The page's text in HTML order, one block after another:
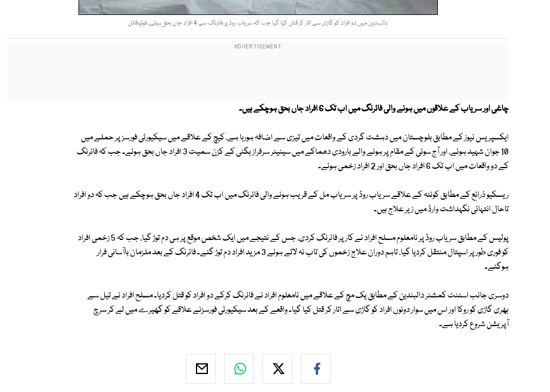
دالبندین میں دو افراد کو گاڑی سے اتار کر قتل کیا گیا جب کہ سریاب روڈ پر فائرنگ سے 4 افراد جاں بحق ہوئے۔ فوٹو:فائل
چاغی اور سریاب کے علاقوں میں ہونے والی فائرنگ میں اب تک 6 افراد جاں بحق ہوچکے ہیں۔
ایکسپریس نیوز کے مطابق بلوچستان میں دہشت گردی کے واقعات میں تیزی سے اضافہ ہورہا ہے، کیچ کے علاقے میں سیکیورٹی فورسز پر حملے میں
10 جوان شہید ہوئے، اور آج سوئی کے مقام پر ہونے والے بارودی دھماکے میں سینیٹر سرفراز بگٹی کے کزن سمیت 3 افراد جاں بحق ہوئے۔ جب کہ فائرنگ
کے دو واقعات میں اب تک 6 افراد جاں بحق اور 2 افراد زخمی ہوئے۔
ریسکیو ذرائع کے مطابق کوئٹہ کے علاقے سریاب روڈ پر سریاب مل کے قریب ہونے والی فائرنگ میں اب تک 4 افراد جاں بحق ہوچکے ہیں جب کہ دو افراد
تاحال انتہائی نگہداشت وارڈ میں زیر علاج ہیں۔
پولیس کے مطابق سریاب روڈ پر نامعلوم مسلح افراد نے کار پر فائرنگ کردی، جس کے نتیجے میں ایک شخص موقع پر ہی دم توڑ گیا، جب کہ 5 زخمی افراد
کو فوری طور پر اسپتال منتقل کردیا گیا، تاہم دوران علاج زخموں کی تاب نہ لاتے ہوئے 3 مزید افراد دم توڑ گئے۔ فائرنگ کے بعد ملزمان باآسانی فرار
ہوگئے۔
دوسری جانب اسٹنٹ کمشنر دالبندین کے مطابق یک مچ کے علاقے میں نامعلوم افراد نے فائرنگ کرکے دو افراد کو قتل کردیا۔ مسلح افراد نے تیل سے
بھری گاڑی کو روکا اور اس میں سوار دونوں افراد کو گاڑی سے اتار کر قتل کیا گیا۔ واقعے کے بعد سیکیورٹی فورسزنے علاقے کو گھیرے میں لے کر سرچ
آپریشن شروع کردیا ہے۔